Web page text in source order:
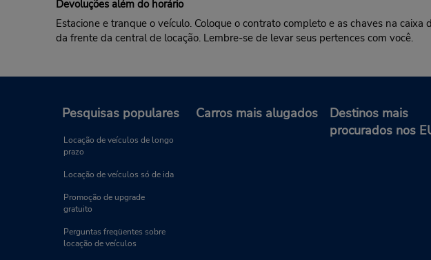
Devoluções além do horário
Estacione e tranque o veículo. Coloque o contrato completo e as chaves na
da frente da central de locação. Lembre-se de levar seus pertences com você.
Pesquisas populares
Locação de veículos de longo
prazo
Locação de veículos só de ida
Promoção de upgrade
gratuito
Perguntas freqüentes sobre
locação de veículos
Carros mais alugados
Destinos mais
procurados nos